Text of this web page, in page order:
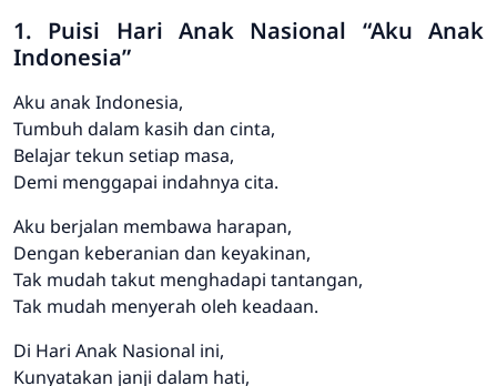
1. Puisi Hari Anak Nasional “Aku Anak
Indonesia”
Aku anak Indonesia,
Tumbuh dalam kasih dan cinta,
Belajar tekun setiap masa,
Demi menggapai indahnya cita.
Aku berjalan membawa harapan,
Dengan keberanian dan keyakinan,
Tak mudah takut menghadapi tantangan,
Tak mudah menyerah oleh keadaan.
Di Hari Anak Nasional ini,
Kunyatakan janji dalam hati,